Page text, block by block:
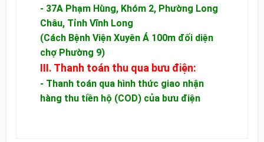
- 37A Phạm Hùng, Khóm 2, Phường Long
Châu, Tỉnh Vĩnh Long
(Cách Bệnh Viện Xuyên Á 100m đối diện
chợ Phường 9)
III. Thanh toán thu qua bưu điện:
- Thanh toán qua hình thức giao nhận
hàng thu tiền hộ (COD) của bưu điện